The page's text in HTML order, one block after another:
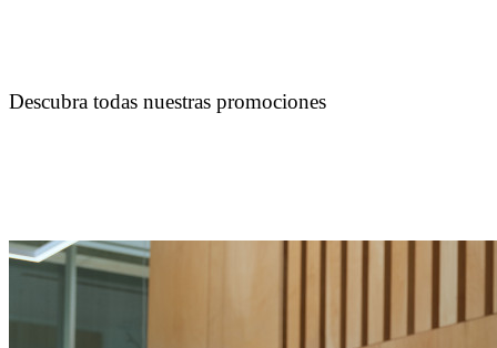
Descubra todas nuestras promociones